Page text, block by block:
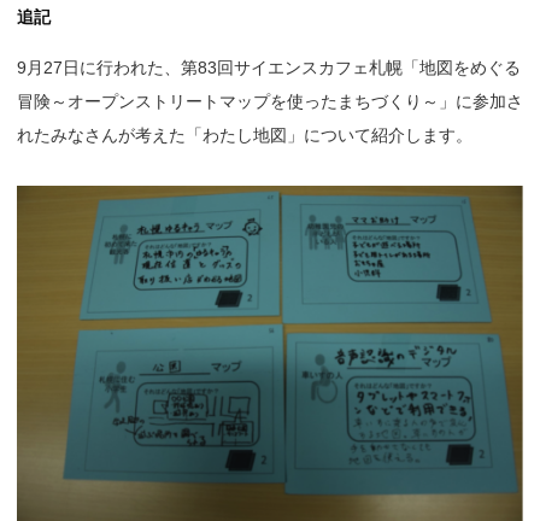
追記
9月27日に行われた、第83回サイエンスカフェ札幌「地図をめぐる
冒険～オープンストリートマップを使ったまちづくり～」に参加さ
れたみなさんが考えた「わたし地図」について紹介します。